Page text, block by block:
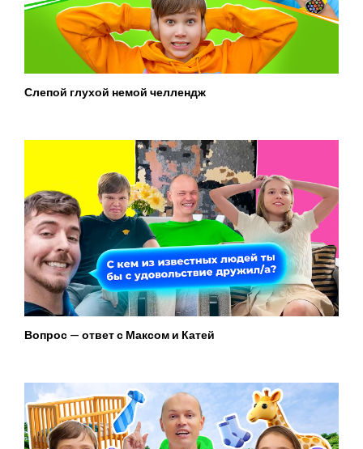
Слепой глухой немой челлендж
Вопрос — ответ с Максом и Катей